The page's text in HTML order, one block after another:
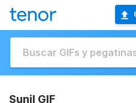
Sunil GIF